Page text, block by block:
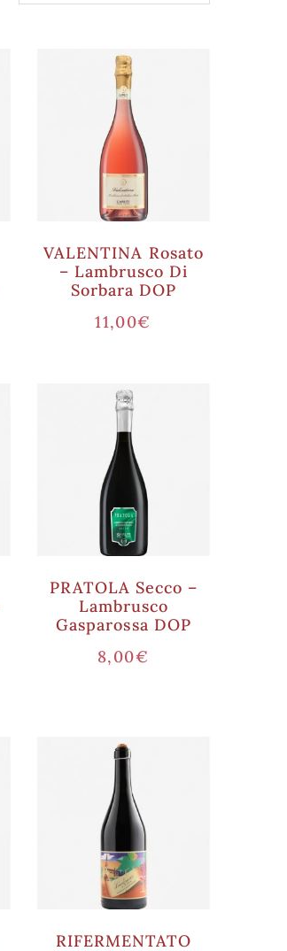
VALENTINA Rosato
– Lambrusco Di
Sorbara DOP
11,00€
PRATOLA Secco –
Lambrusco
Gasparossa DOP
8,00€
RIFERMENTATO